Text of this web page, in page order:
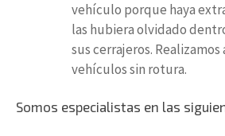
vehículo porque haya
las hubiera olvidado
sus cerrajeros.
vehículos sin rotura.
Somos especialistas en las